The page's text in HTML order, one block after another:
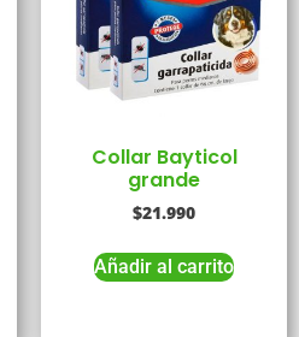
Collar Bayticol
grande
$21.990
Añadir al carrito